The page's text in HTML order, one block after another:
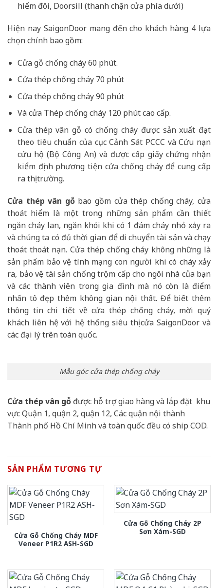
hiểm đôi, Doorsill (thanh chặn cửa phía dưới)
Hiện nay SaigonDoor mang đến cho khách hàng 4 lựa
chọn chính bao gồm:
Cửa gỗ chống cháy 60 phút.
Cửa thép chống cháy 70 phút
Cửa thép chống cháy 90 phút
Và cửa Thép chống cháy 120 phút cao cấp.
Cửa thép vân gỗ có chống cháy được sản xuất đạt
theo tiêu chuẩn của cục Cảnh Sát PCCC và Cứu nạn
cứu hộ (Bộ Công An) và được cấp giấy chứng nhận
kiểm định phương tiện cửa chống cháy để cung cấp
ra thị trường.
Cửa thép vân gỗbao gồm cửa thép chống cháy, cửa
thoát hiểm là một trong những sản phẩm cần thiết
ngăn cháy lan, ngăn khói khi có 1 đám cháy nhỏ xảy ra
và chúng ta có đủ thời gian để di chuyển tài sản và chạy
thoát thoát nạn. Cửa thép chống cháy không những là
sản phẩm bảo vệ tính mạng con người khi có cháy xảy
ra, bảo vệ tài sản chống trộm cấp cho ngôi nhà của bạn
và các thành viên trong gia đình mà nó còn là điểm
nhấn tô đẹp thêm không gian nội thất. Để biết thêm
thông tin chi tiết về cửa thép chống cháy, mời quý
khách liên hệ với hệ thống siêu thị cửa SaigonDoor và
các đại lý trên toàn quốc.
Mẫu góc cửa thép chống cháy
Cửa thép vân gỗ được hỗ trợ giao hàng và lắp đặt khu
vực Quận 1, quận 2, quận 12, Các quận nội thành
Thành phố Hồ Chí Minh và toàn quốc đều có ship COD.
SẢN PHẨM TƯƠNG TỰ
Cửa Gỗ Chống Cháy MDF
Veneer P1R2 ASH-SGD
Cửa Gỗ Chống Cháy 2P
Sơn Xám-SGD